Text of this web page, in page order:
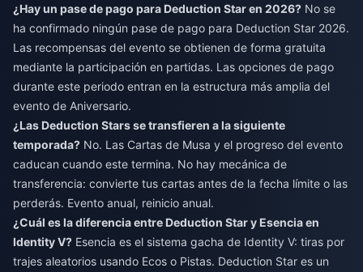
¿Hay un pase de pago para Deduction Star en 2026? No se
ha confirmado ningún pase de pago para Deduction Star 2026.
Las recompensas del evento se obtienen de forma gratuita
mediante la participación en partidas. Las opciones de pago
durante este periodo entran en la estructura más amplia del
evento de Aniversario.
¿Las Deduction Stars se transfieren a la siguiente
temporada? No. Las Cartas de Musa y el progreso del evento
caducan cuando este termina. No hay mecánica de
transferencia: convierte tus cartas antes de la fecha límite o las
perderás. Evento anual, reinicio anual.
¿Cuál es la diferencia entre Deduction Star y Esencia en
Identity V? Esencia es el sistema gacha de Identity V: tiras por
trajes aleatorios usando Ecos o Pistas. Deduction Star es un